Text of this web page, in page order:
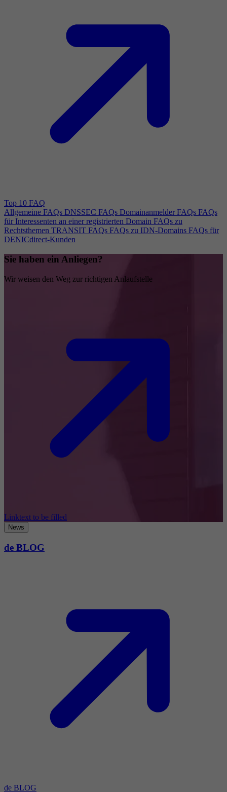
Top 10 FAQ
Allgemeine FAQs DNSSEC FAQs Domainanmelder FAQs FAQs
für Interessenten an einer registrierten Domain FAQs zu
Rechtsthemen TRANSIT FAQs FAQs zu IDN-Domains FAQs für
DENICdirect-Kunden
Sie haben ein Anliegen?
Wir weisen den Weg zur richtigen Anlaufstelle
Linktext to be filled
News
de BLOG
de BLOG